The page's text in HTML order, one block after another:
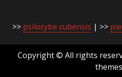
>> psilocybe cubensis | >>
Copyright © All rights